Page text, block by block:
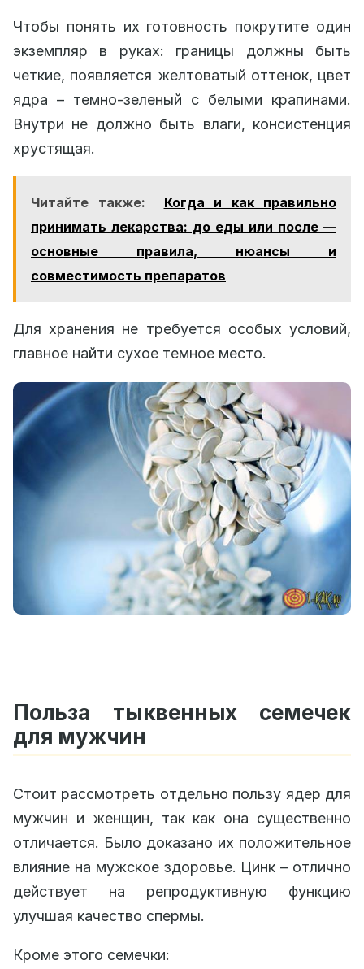
Чтобы понять их готовность покрутите один
экземпляр в руках: границы должны быть
четкие, появляется желтоватый оттенок, цвет
ядра – темно-зеленый с белыми крапинами.
Внутри не должно быть влаги, консистенция
хрустящая.
Читайте также:
Когда и как правильно
принимать лекарства: до еды или после —
основные правила, нюансы и
совместимость препаратов
Для хранения не требуется особых условий,
главное найти сухое темное место.
Польза тыквенных семечек
для мужчин
Стоит рассмотреть отдельно пользу ядер для
мужчин и женщин, так как она существенно
отличается. Было доказано их положительное
влияние на мужское здоровье. Цинк – отлично
действует на репродуктивную функцию
улучшая качество спермы.
Кроме этого семечки: